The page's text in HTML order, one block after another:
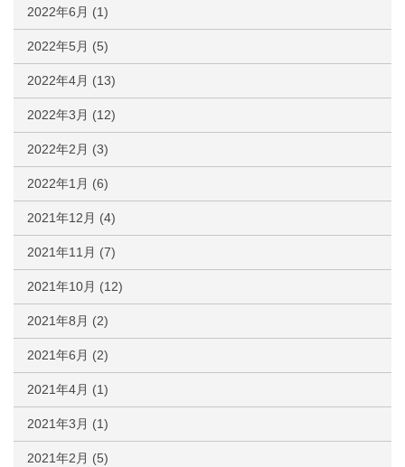
2022年6月 (1)
2022年5月 (5)
2022年4月 (13)
2022年3月 (12)
2022年2月 (3)
2022年1月 (6)
2021年12月 (4)
2021年11月 (7)
2021年10月 (12)
2021年8月 (2)
2021年6月 (2)
2021年4月 (1)
2021年3月 (1)
2021年2月 (5)